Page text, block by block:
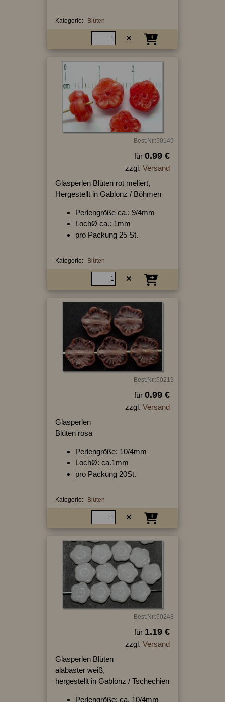
Kategorie: Blüten
Best.Nr.:50149
für 0.99 €
zzgl. Versand
Glasperlen Blüten rot meliert,
Hergestellt in Gablonz / Böhmen
Perlengröße ca.: 9/4mm
LochØ ca.: 1mm
pro Packung 25 St.
Kategorie: Blüten
Best.Nr.:50219
für 0.99 €
zzgl. Versand
Glasperlen
Blüten rosa
Perlengröße: 10/4mm
LochØ: ca.1mm
pro Packung 20St.
Kategorie: Blüten
Best.Nr.:50248
für 1.19 €
zzgl. Versand
Glasperlen Blüten
alabaster weiß,
hergestellt in Gablonz / Tschechien
Perlengröße: ca. 10/4mm